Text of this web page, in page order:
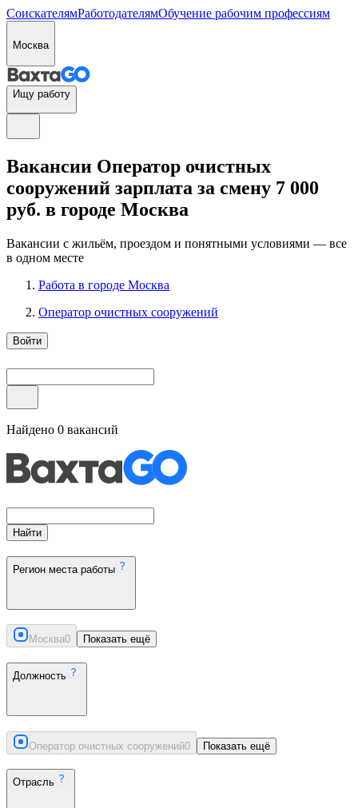
СоискателямРаботодателямОбучение рабочим профессиям
Москва
Ищу работу
Вакансии Оператор очистных
сооружений зарплата за смену 7 000
руб. в городе Москва
Вакансии с жильём, проездом и понятными условиями — все
в одном месте
Работа в городе Москва
Оператор очистных сооружений
Войти
Найдено 0 вакансий
Найти
Регион места работы
Москва0 Показать ещё
Должность
Оператор очистных сооружений0 Показать ещё
Отрасль